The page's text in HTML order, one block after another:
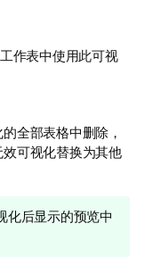
作表中使用此可视
全部表格中删除，
可视化替换为其他
化后显示的预览中